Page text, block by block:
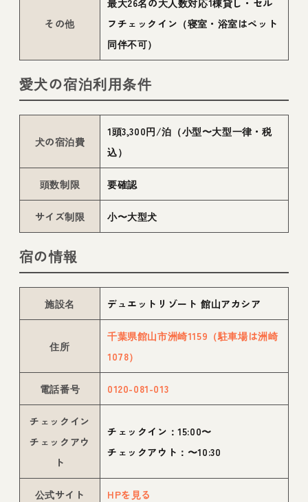
その他
フチェックイン（寝室・浴室はペット
同伴不可）
愛犬の宿泊利用条件
犬の宿泊費
1頭3,300円/泊（小型〜大型一律・税
込）
頭数制限 要確認
サイズ制限 小〜大型犬
宿の情報
施設名 デュエットリゾート 館山アカシア
住所
千葉県館山市洲崎1159（駐車場は洲崎
1078）
電話番号 0120-081-013
チェックイン
チェックアウ
ト
チェックイン：15:00〜
チェックアウト：〜10:30
公式サイト HPを見る